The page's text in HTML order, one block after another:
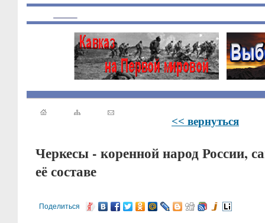
<< вернуться
Черкесы - коренной народ России,
её составе
Поделиться